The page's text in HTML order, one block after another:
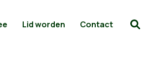
Lid worden Contact